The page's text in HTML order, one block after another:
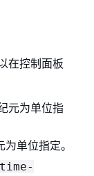
在控制面板
元为单位指
单位指定。
time-